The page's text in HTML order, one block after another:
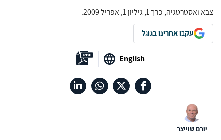
צבא ואסטרטגיה, כרך 1, גיליון 1, אפריל 2009.
עקבו אחרינו בגוגל
English
יורם שוייצר